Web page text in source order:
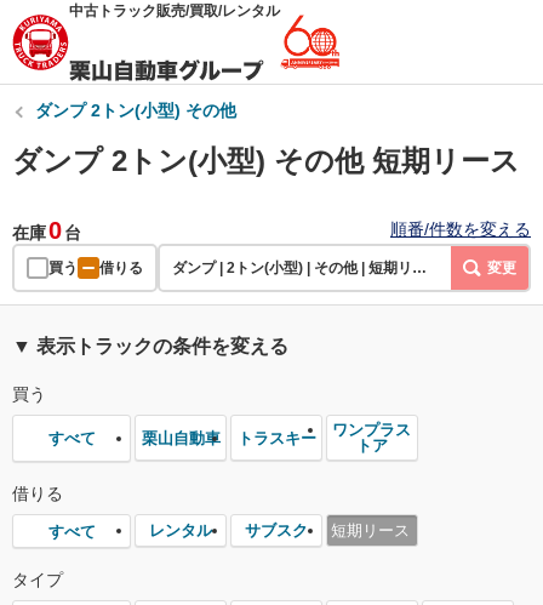
中古トラック販売/買取/レンタル
ダンプ 2トン(小型) その他
ダンプ 2トン(小型) その他 短期リース
在庫0台 順番/件数を変える
買う 借りる ダンプ | 2トン(小型) | その他 | 短期リース 変更
▼ 表示トラックの条件を変える
買う
すべて 栗山自動車 トラスキー
ワンプラス
トア
借りる
すべて レンタル サブスク 短期リース
タイプ